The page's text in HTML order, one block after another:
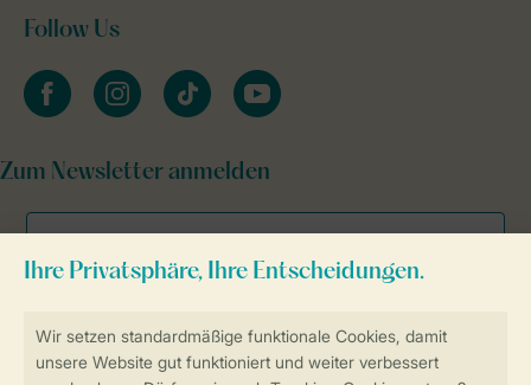
Sicher und schnell zur Online-Buchung
Follow Us
facebookinstagramtiktok youtube
Zum Newsletter anmelden